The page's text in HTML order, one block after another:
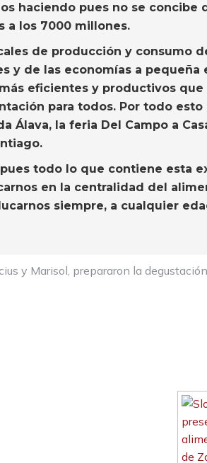
haciendo pues no se concibe
a los 7000 millones.
de producción y consumo
de las economías a pequeña
eficientes y productivos
para todos. Por todo esto
la feria Del Campo a
todo lo que contiene esta
en la centralidad del
siempre, a cualquier
y Marisol, prepararon la